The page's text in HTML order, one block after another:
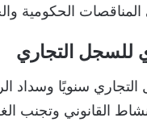
الحكومية
للسجل التجاري
سنويًا وسداد
القانوني وتجنب